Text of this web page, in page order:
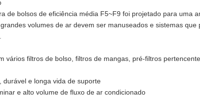
de bolsos de eficiência média F5~F9 foi projetado para uma
volumes de ar devem ser manuseados e sistemas
vários filtros de bolso, filtros de mangas, pré-filtros
durável e longa vida de suporte
e alto volume de fluxo de ar condicionado